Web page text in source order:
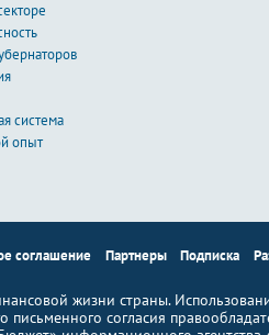
система
опыт
соглашение Партнеры Подписка
жизни страны.
письменного согласия